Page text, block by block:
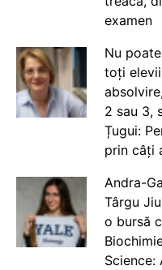
examen
Nu
toți elevii
2 sau 3,
Țugui:
prin câți
Andra-
Târgu
o bursă
Science: